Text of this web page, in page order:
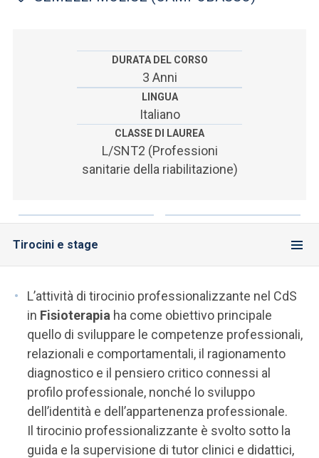
DURATA DEL CORSO
3 Anni
LINGUA
Italiano
CLASSE DI LAUREA
L/SNT2 (Professioni
sanitarie della riabilitazione)
Tirocini e stage
L’attività di tirocinio professionalizzante nel CdS
in Fisioterapia ha come obiettivo principale
quello di sviluppare le competenze professionali,
relazionali e comportamentali, il ragionamento
diagnostico e il pensiero critico connessi al
profilo professionale, nonché lo sviluppo
dell’identità e dell’appartenenza professionale.
Il tirocinio professionalizzante è svolto sotto la
guida e la supervisione di tutor clinici e didattici,